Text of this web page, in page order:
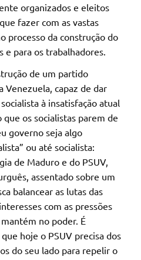
organizados e eleitos
fazer com as vastas
processo da construção do
e para os trabalhadores.
de um partido
Venezuela, capaz de dar
à insatisfação atual
os socialistas parem de
governo seja algo
ou até socialista:
de Maduro e do PSUV,
assentado sobre um
balancear as lutas das
com as pressões
no poder. É
hoje o PSUV precisa dos
do seu lado para repelir o